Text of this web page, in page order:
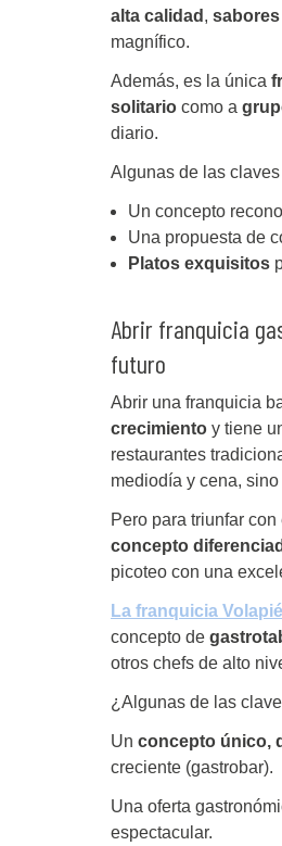
alta calidad ,
magnífico.
Además, es la única
solitario como a
diario.
Algunas de las claves
Un concepto
Una propuesta de
Platos exquisitos
Abrir franquicia
futuro
Abrir una franquicia
crecimiento y tiene
restaurantes
mediodía y cena,
Pero para triunfar
concepto
picoteo con una
La franquicia Volapié
concepto de
otros chefs de alto
¿Algunas de las
Un concepto único,
creciente (gastrobar).
Una oferta
espectacular.